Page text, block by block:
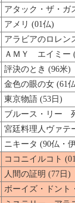
アタック・ザ・ガ
アメリ (01仏)
アラビアのロレン
ＡＭＹ エイミー
評決のとき (96米)
金色の眼の女 (61
東京物語 (53日)
ブルース・リー
宮廷料理人ヴァテ
ニキータ (90仏・
ココニイルコト
人間の証明 (77日)
ボーイズ・ドント